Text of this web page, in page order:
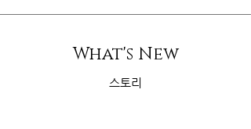
What's New
스토리